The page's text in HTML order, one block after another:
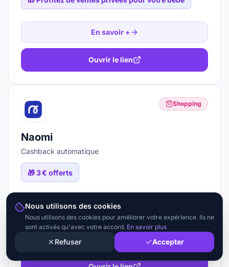
En savoir +
Ouvrir le lien
Shopping
Naomi
Cashback automatique
🎁3 € offerts
EGE69N
En savoir +
Nous utilisons des cookies
Nous utilisons des cookies pour améliorer votre expérience. Ils ne
sont activés qu'avec votre accord. En savoir plus
Refuser Accepter